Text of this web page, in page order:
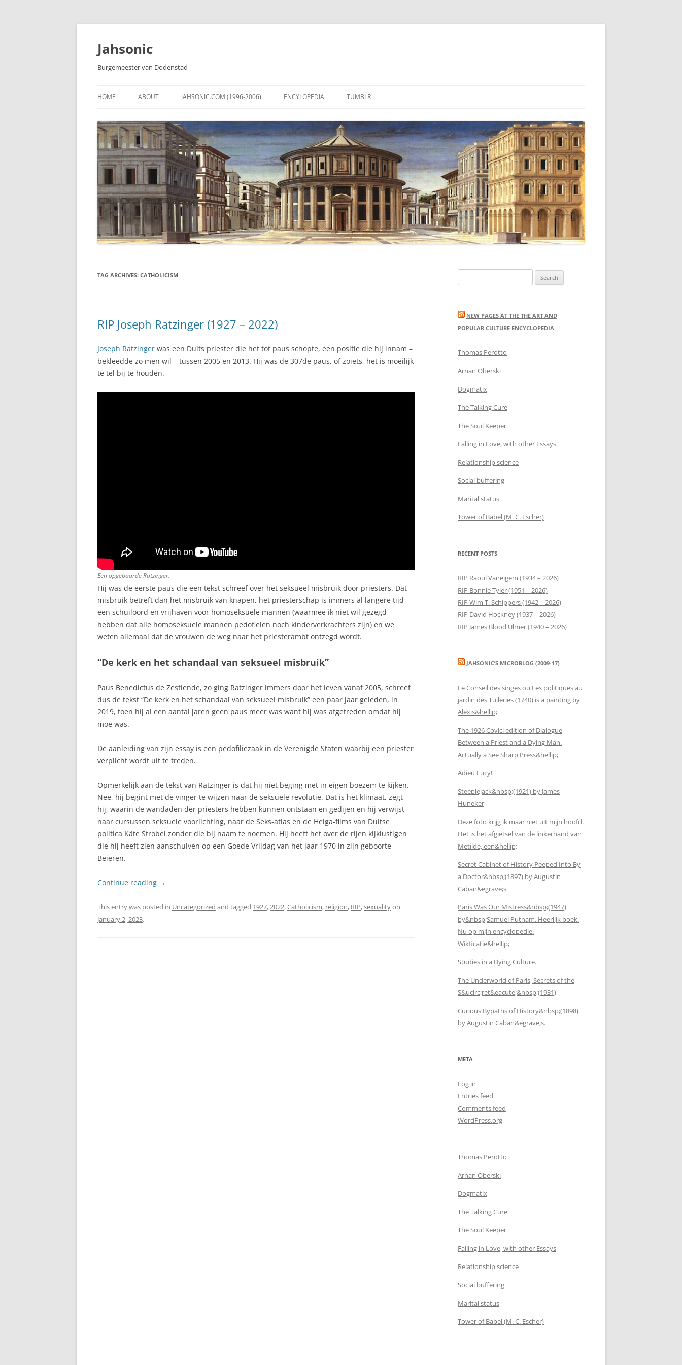
Skip
content
Jahsonic
Burgemeester van Dodenstad
HOME ABOUT JAHSONIC.COM (1996-2006) ENCYLOPEDIA TUMBLR
TAG ARCHIVES: CATHOLICISM
RIP Joseph Ratzinger (1927 – 2022)
Joseph Ratzinger was een Duits priester die het tot paus schopte, een positie die hij innam –
bekleedde zo men wil – tussen 2005 en 2013. Hij was de 307de paus, of zoiets, het is moeilijk
te tel bij te houden.
Een opgebaarde Ratzinger.
Hij was de eerste paus die een tekst schreef over het seksueel misbruik door priesters. Dat
misbruik betreft dan het misbruik van knapen, het priesterschap is immers al langere tijd
een schuiloord en vrijhaven voor homoseksuele mannen (waarmee ik niet wil gezegd
hebben dat alle homoseksuele mannen pedofielen noch kinderverkrachters zijn) en we
weten allemaal dat de vrouwen de weg naar het priesterambt ontzegd wordt.
“De kerk en het schandaal van seksueel misbruik”
Paus Benedictus de Zestiende, zo ging Ratzinger immers door het leven vanaf 2005, schreef
dus de tekst “De kerk en het schandaal van seksueel misbruik” een paar jaar geleden, in
2019, toen hij al een aantal jaren geen paus meer was want hij was afgetreden omdat hij
moe was.
De aanleiding van zijn essay is een pedofiliezaak in de Verenigde Staten waarbij een priester
verplicht wordt uit te treden.
Opmerkelijk aan de tekst van Ratzinger is dat hij niet beging met in eigen boezem te kijken.
Nee, hij begint met de vinger te wijzen naar de seksuele revolutie. Dat is het klimaat, zegt
hij, waarin de wandaden der priesters hebben kunnen ontstaan en gedijen en hij verwijst
naar cursussen seksuele voorlichting, naar de Seks-atlas en de Helga-films van Duitse
politica Käte Strobel zonder die bij naam te noemen. Hij heeft het over de rijen kijklustigen
die hij heeft zien aanschuiven op een Goede Vrijdag van het jaar 1970 in zijn geboorte-
Beieren.
Continue reading →
This entry was posted in Uncategorized and tagged 1927,2022,Catholicism, religion, RIP,sexualityon
January 2, 2023.
for:
NEW PAGES AT THE THE ART AND
POPULAR CULTURE ENCYCLOPEDIA
Thomas Perotto
Arnan Oberski
Dogmatix
The Talking Cure
The Soul Keeper
Falling in Love, with other Essays
Relationship science
Social buffering
Marital status
Tower of Babel (M. C. Escher)
RECENT POSTS
RIP Raoul Vaneigem (1934 – 2026)
RIP Bonnie Tyler (1951 – 2026)
RIP Wim T. Schippers (1942 – 2026)
RIP David Hockney (1937 – 2026)
RIP James Blood Ulmer (1940 – 2026)
JAHSONIC’S MICROBLOG (2009-17)
Le Conseil des singes ou Les politiques au
jardin des Tuileries (1740) is a painting by
Alexis&hellip;
The 1926 Covici edition of Dialogue
Between a Priest and a Dying Man.
Actually a See Sharp Press&hellip;
Adieu Lucy!
Steeplejack&nbsp;(1921) by James
Huneker
Deze foto krijg ik maar niet uit mijn hoofd.
Het is het afgietsel van de linkerhand van
Metilde, een&hellip;
Secret Cabinet of History Peeped Into By
a Doctor&nbsp;(1897) by Augustin
Caban&egrave;s
Paris Was Our Mistress&nbsp;(1947)
by&nbsp;Samuel Putnam. Heerlijk boek.
Nu op mijn encyclopedie.
Wikficatie&hellip;
Studies in a Dying Culture.
The Underworld of Paris, Secrets of the
S&ucirc;ret&eacute;&nbsp;(1931)
Curious Bypaths of History&nbsp;(1898)
by Augustin Caban&egrave;s.
META
Log in
Entries feed
Comments feed
WordPress.org
Thomas Perotto
Arnan Oberski
Dogmatix
The Talking Cure
The Soul Keeper
Falling in Love, with other Essays
Relationship science
Social buffering
Marital status
Tower of Babel (M. C. Escher)